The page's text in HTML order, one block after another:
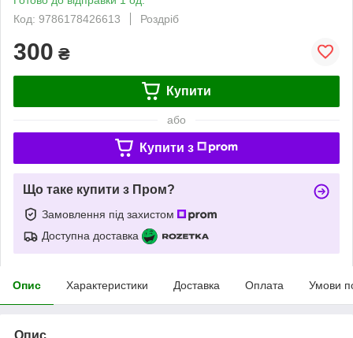
Код: 9786178426613
Роздріб
300 ₴
Купити
або
Купити з
Що таке купити з Пром?
Замовлення під захистом
Доступна доставка
Опис Характеристики Доставка Оплата Умови
Опис